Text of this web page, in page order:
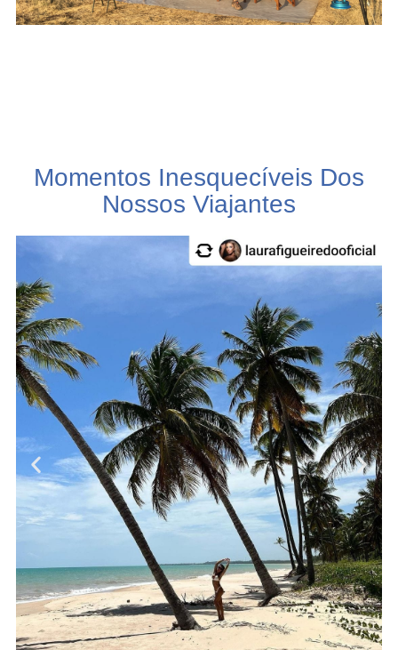
Momentos Inesquecíveis Dos
Nossos Viajantes